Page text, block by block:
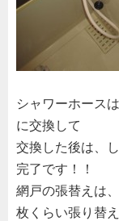
シャワーホース
に交換して
交換した後は、
完了です！！
網戸の張替えは
枚くらい張り替え